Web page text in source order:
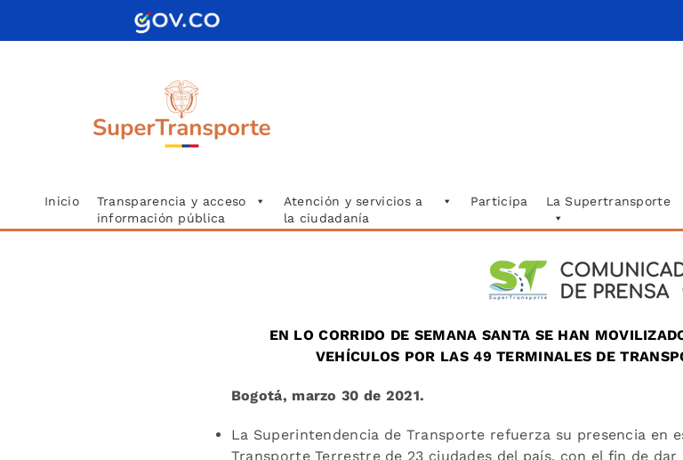
Inicio
Transparencia y acceso
información pública
Atención y servicios a
la ciudadanía
Participa La Supertransporte
EN LO CORRIDO DE SEMANA SANTA SE HAN
VEHÍCULOS POR LAS 49 TERMINALES DE
Bogotá, marzo 30 de 2021.
La Superintendencia de Transporte refuerza su presencia en
Transporte Terrestre de 23 ciudades del país, con el fin de